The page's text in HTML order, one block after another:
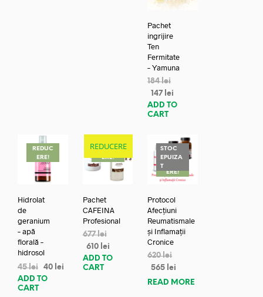
Pachet
ingrijire
Ten
Fermitate
– Yamuna
184lei
147 lei
ADD TO
CART
REDUC
ERE!
Hidrolat
de
geranium
– apă
florală –
hidrosol
45lei 40 lei
ADD TO
CART
REDUCERE
REDUC
ERE!
Pachet
CAFEINA
Profesional
677lei
610 lei
ADD TO
CART
STOC
EPUIZA
TREDUC
ERE!
Protocol
Afecțiuni
Reumatismale
și Inflamații
Cronice
620lei
565 lei
READ MORE